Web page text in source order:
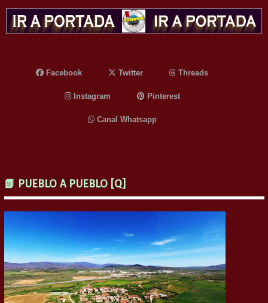
Facebook Twitter Threads
Instagram Pinterest
Canal Whatsapp
📗 PUEBLO A PUEBLO [Q]